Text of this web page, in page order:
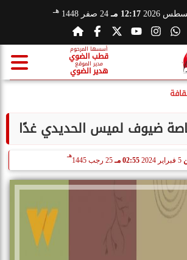
12:17 مـ 24 صفر 1448 هـ
أسسها المرحوم
قطب الضوي
مدير الموقع
هدير الضوي
ضيوف لميس الحديدي غدًا
5 فبراير 2024 02:55 مـ 25 رجب 1445
هـ